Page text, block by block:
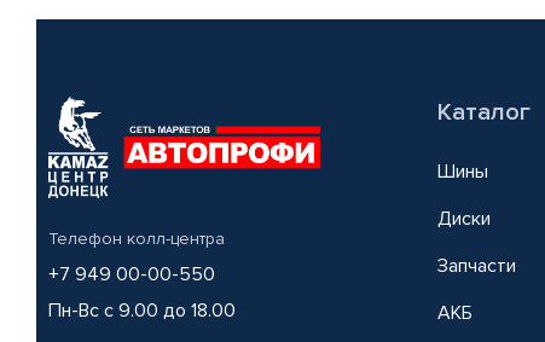
Телефон колл-центра
+7 949 00-00-550
Пн-Вс с 9.00 до 18.00
Каталог
Шины
Диски
Запчасти
АКБ